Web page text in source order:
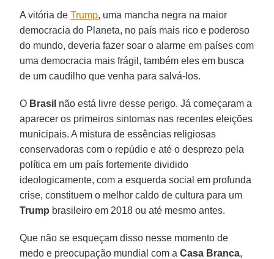
A vitória deTrump, uma mancha negra na maior
democracia do Planeta, no país mais rico e poderoso
do mundo, deveria fazer soar o alarme em países com
uma democracia mais frágil, também eles em busca
de um caudilho que venha para salvá-los.
O Brasil não está livre desse perigo. Já começaram a
aparecer os primeiros sintomas nas recentes eleições
municipais. A mistura de essências religiosas
conservadoras com o repúdio e até o desprezo pela
política em um país fortemente dividido
ideologicamente, com a esquerda social em profunda
crise, constituem o melhor caldo de cultura para um
Trump brasileiro em 2018 ou até mesmo antes.
Que não se esqueçam disso nesse momento de
medo e preocupação mundial com aCasa Branca,